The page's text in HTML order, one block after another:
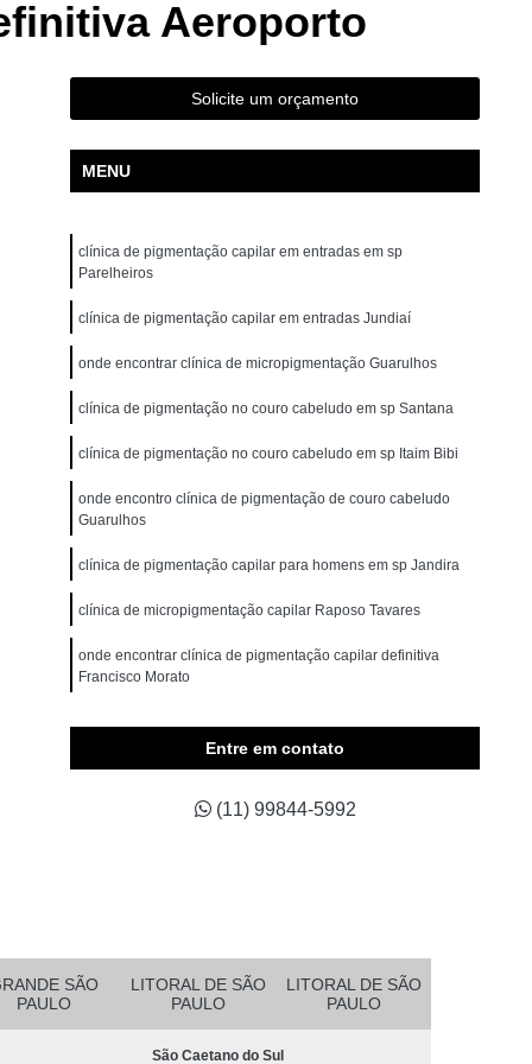
para Iniciantes Rio Grande da Serra
Curso de Pigmentação Capilar Ribeirão Pires
Capilar São Caetano do Sul
Micropigmentação Santo André
Presencial Mauá
Micropigmentação Capilar 3d
Micropigmentação Capilar para Calvície
Micropigmentação Capilar para Homens
Micropigmentação Cabelo Feminino
Micropigmentação Cabelo Masculino
Micropigmentação Capilar Cabelo Grande
Micropigmentação Capilar Fio a Fio
Micropigmentação de Cabelo 3d
Micropigmentação Masculina Cabelo
Barba Fio a Fio Rio Grande da Serra
do Sul
Micropigmentação em Barba Mauá
Aeroporto
Solicite um orçamento
MENU
clínica de pigmentação capilar em entradas em sp
Parelheiros
clínica de pigmentação capilar em entradas Jundiaí
onde encontrar clínica de micropigmentação Guarulhos
clínica de pigmentação no couro cabeludo em sp Santana
clínica de pigmentação no couro cabeludo em sp Itaim Bibi
onde encontro clínica de pigmentação de couro cabeludo
Guarulhos
clínica de pigmentação capilar para homens em sp Jandira
clínica de micropigmentação capilar Raposo Tavares
onde encontrar clínica de pigmentação capilar definitiva
Francisco Morato
Entre em contato
(11) 99844-5992
SÃO
PAULO
LITORAL DE SÃO
PAULO
LITORAL DE SÃO
PAULO
São Caetano do Sul